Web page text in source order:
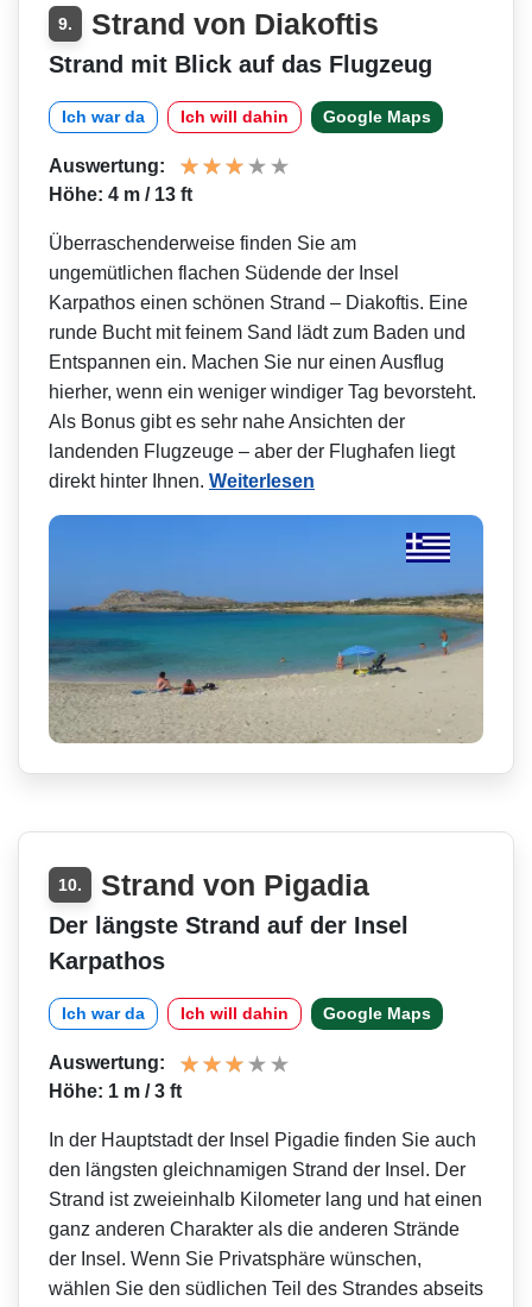
9. Strand von Diakoftis
Strand mit Blick auf das Flugzeug
Ich war da Ich will dahin Google Maps
Auswertung:
Höhe: 4 m / 13 ft
Überraschenderweise finden Sie am
ungemütlichen flachen Südende der Insel
Karpathos einen schönen Strand – Diakoftis. Eine
runde Bucht mit feinem Sand lädt zum Baden und
Entspannen ein. Machen Sie nur einen Ausflug
hierher, wenn ein weniger windiger Tag bevorsteht.
Als Bonus gibt es sehr nahe Ansichten der
landenden Flugzeuge – aber der Flughafen liegt
direkt hinter Ihnen. Weiterlesen
10. Strand von Pigadia
Der längste Strand auf der Insel
Karpathos
Ich war da Ich will dahin Google Maps
Auswertung:
Höhe: 1 m / 3 ft
In der Hauptstadt der Insel Pigadie finden Sie auch
den längsten gleichnamigen Strand der Insel. Der
Strand ist zweieinhalb Kilometer lang und hat einen
ganz anderen Charakter als die anderen Strände
der Insel. Wenn Sie Privatsphäre wünschen,
wählen Sie den südlichen Teil des Strandes abseits